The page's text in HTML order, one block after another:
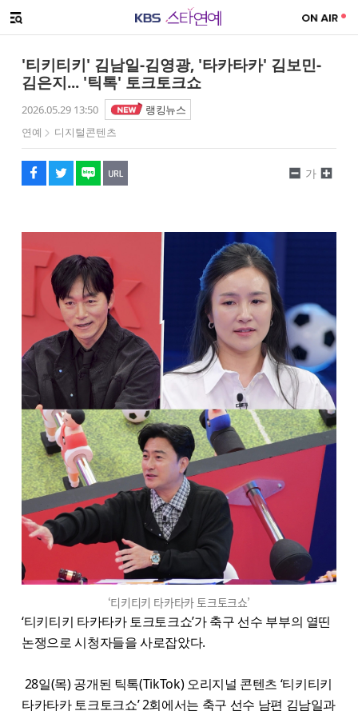
메뉴 열기
'티키티키' 김남일-김영광, '타카타카' 김보민-
김은지... '틱톡' 토크토크쇼
2026.05.29 13:50
랭킹뉴스
연예
디지털콘텐츠
페이스북
트위터
네이버
URL복사
글씨 작게보기
가
글씨 크게보기
‘티키티키 타카타카 토크토크쇼’
‘티키티키 타카타카 토크토크쇼’가 축구 선수 부부의 열띤
논쟁으로 시청자들을 사로잡았다.
28일(목) 공개된 틱톡(TikTok) 오리지널 콘텐츠 ‘티키티키
타카타카 토크토크쇼’ 2회에서는 축구 선수 남편 김남일과